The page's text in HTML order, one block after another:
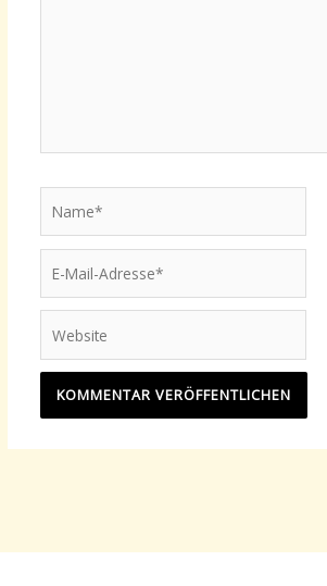
Mail-
Adresse*